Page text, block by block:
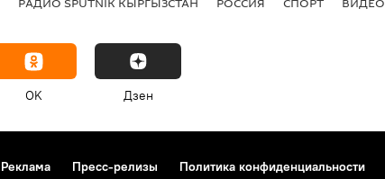
OK Дзен
Реклама Пресс-релизы Политика конфиденциальности